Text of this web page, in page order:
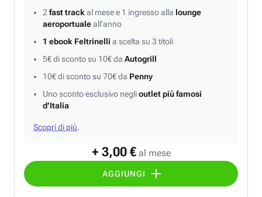
+ 3,00 € al mese
AGGIUNGI
2 fast track al mese e 1 ingresso alla lounge
aeroportualeall’anno
1 ebook Feltrinelli a scelta su 3 titoli
5€ di sconto su 10€ da Autogrill
10€ di sconto su 70€ da Penny
Uno sconto esclusivo neglioutlet più famosi
d’Italia
Scopri di più.